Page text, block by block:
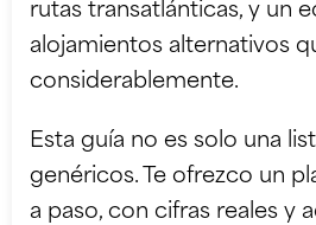
rutas transatlánticas, y un
alojamientos alternativos
considerablemente.
Esta guía no es solo una
genéricos. Te ofrezco un
a paso, con cifras reales y